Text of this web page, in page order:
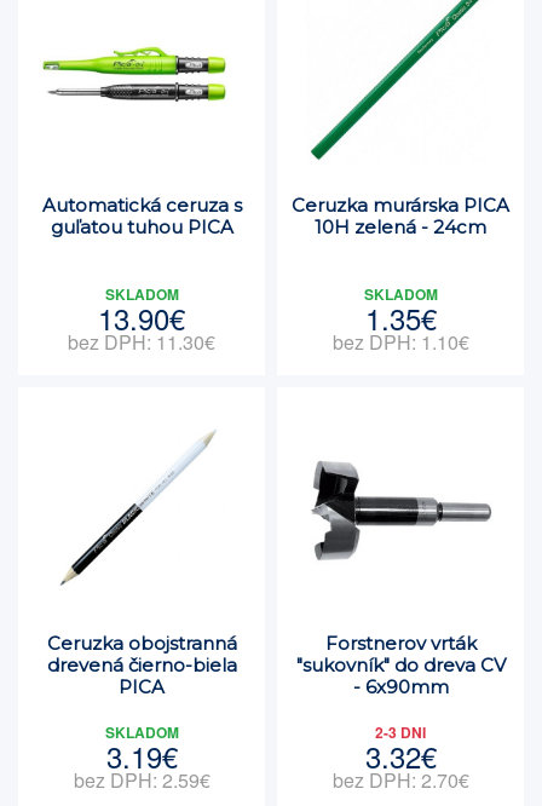
Automatická ceruza s
guľatou tuhou PICA
SKLADOM
13.90€
bez DPH: 11.30€
Ceruzka murárska PICA
10H zelená - 24cm
SKLADOM
1.35€
bez DPH: 1.10€
Ceruzka obojstranná
drevená čierno-biela
PICA
SKLADOM
3.19€
bez DPH: 2.59€
Forstnerov vrták
"sukovník" do dreva CV
- 6x90mm
2-3 DNI
3.32€
bez DPH: 2.70€